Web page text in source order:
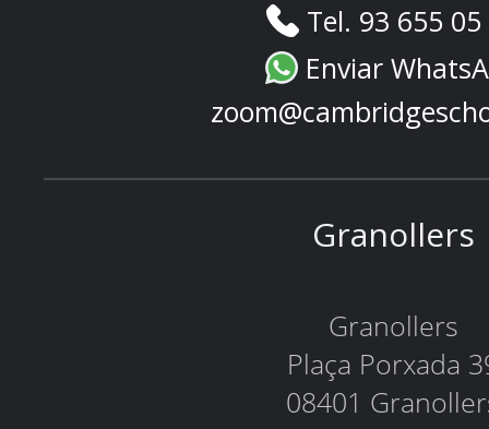
Tel. 93 655
Enviar
Granollers
Granollers
Plaça Porxada
08401